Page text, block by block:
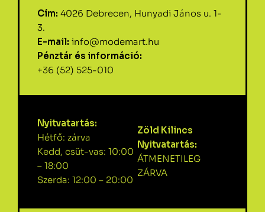
Cím: 4026 Debrecen, Hunyadi János u. 1-
3.
E-mail: info@modemart.hu
Pénztár és információ:
+36 (52) 525-010
Nyitvatartás:
Hétfő: zárva
Kedd, csüt-vas: 10:00
– 18:00
Szerda: 12:00 – 20:00
Zöld Kilincs
Nyitvatartás:
ÁTMENETILEG
ZÁRVA